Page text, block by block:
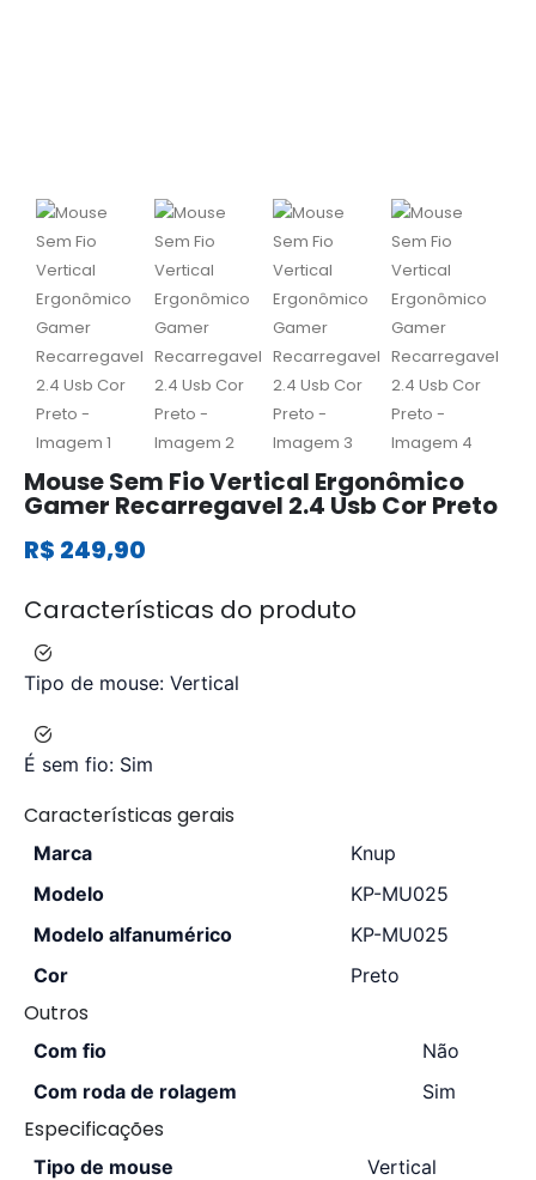
Mouse Sem Fio Vertical Ergonômico
Gamer Recarregavel 2.4 Usb Cor Preto
R$ 249,90
Características do produto
Tipo de mouse: Vertical
É sem fio: Sim
Características gerais
Marca
Knup
Modelo
KP-MU025
Modelo alfanumérico
KP-MU025
Cor
Preto
Outros
Com fio
Não
Com roda de rolagem
Sim
Especificações
Tipo de mouse
Vertical